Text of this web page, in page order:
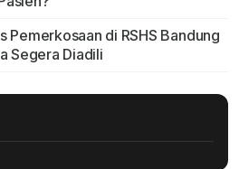
Pemerkosaan di RSHS Bandung
Segera Diadili